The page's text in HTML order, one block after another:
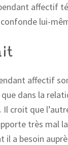
affectif
lui-
affectif
dans la
Il croit que
très mal
a besoin